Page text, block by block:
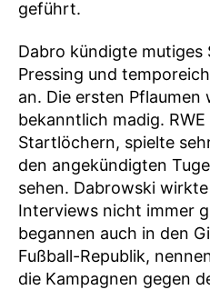
geführt.
Dabro kündigte mutiges
Pressing und
an. Die ersten Pflaumen
bekanntlich madig.
Startlöchern, spielte
den angekündigten
sehen. Dabrowski
Interviews nicht immer
begannen auch in den
Fußball-Republik,
die Kampagnen gegen